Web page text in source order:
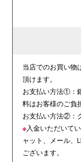
当店でのお買い物
頂けます。
お支払い方法①：
料はお客様のご負
お支払い方法②：
※入金いただいて
ャット、メール、
ございます。